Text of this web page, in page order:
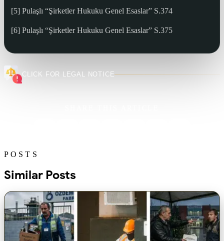
[5] Pulaşlı “Şirketler Hukuku Genel Esaslar” S.374
[6] Pulaşlı “Şirketler Hukuku Genel Esaslar” S.375
CLICK FOR LEGAL NOTICE
POSTS
Similar Posts